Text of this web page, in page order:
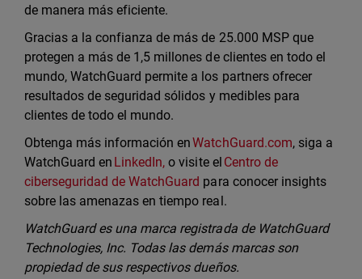
de manera más eficiente.
Gracias a la confianza de más de 25.000 MSP que
protegen a más de 1,5 millones de clientes en todo el
mundo, WatchGuard permite a los partners ofrecer
resultados de seguridad sólidos y medibles para
clientes de todo el mundo.
Obtenga más información enWatchGuard.com, siga a
WatchGuard en LinkedIn, o visite el Centro de
ciberseguridad de WatchGuard para conocer insights
sobre las amenazas en tiempo real.
WatchGuard es una marca registrada de WatchGuard
Technologies, Inc. Todas las demás marcas son
propiedad de sus respectivos dueños.